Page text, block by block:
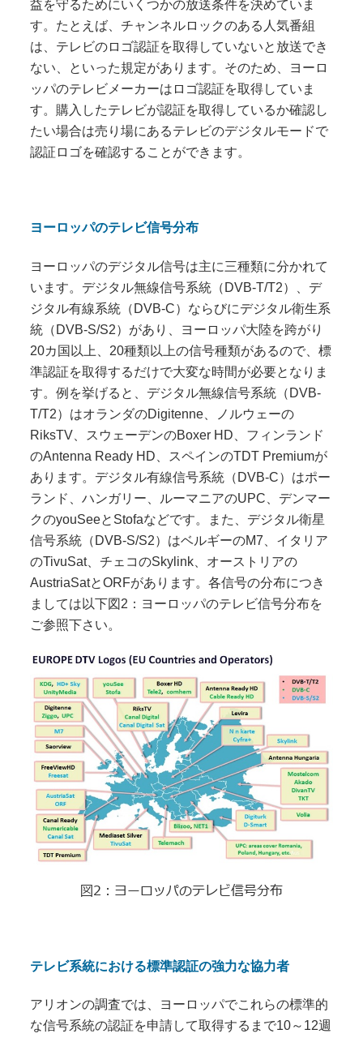
益を守るためにいくつかの放送条件を決めていま
す。たとえば、チャンネルロックのある人気番組
は、テレビのロゴ認証を取得していないと放送でき
ない、といった規定があります。そのため、ヨーロ
ッパのテレビメーカーはロゴ認証を取得していま
す。購入したテレビが認証を取得しているか確認し
たい場合は売り場にあるテレビのデジタルモードで
認証ロゴを確認することができます。
ヨーロッパのテレビ信号分布
ヨーロッパのデジタル信号は主に三種類に分かれて
います。デジタル無線信号系統（ DVB-T/T2）、デ
ジタル有線系統（ DVB-C）ならびにデジタル衛生系
統（ DVB-S/S2）があり、ヨーロッパ大陸を跨がり
20カ国以上、 20種類以上の信号種類があるので、標
準認証を取得するだけで大変な時間が必要となりま
す。例を挙げると、デジタル無線信号系統（ DVB-
T/T2）はオランダのDigitenne 、ノルウェーの
RiksTV 、スウェーデンのBoxer HD 、フィンランド
のAntenna Ready HD 、スペインのTDT Premiumが
あります。デジタル有線信号系統（ DVB-C）はポー
ランド、ハンガリー、ルーマニアのUPC 、デンマー
クのyouSeeと Stofaなどです。また、デジタル衛星
信号系統（ DVB-S/S2）はベルギーのM7 、イタリア
のTivuSat、チェコのSkylink 、オーストリアの
AustriaSatとORFがあります。各信号の分布につき
ましては以下図 2 ：ヨーロッパのテレビ信号分布を
ご参照下さい。
図2：ヨーロッパのテレビ信号分布
テレビ系統における標準認証の強力な協力者
アリオンの調査では、ヨーロッパでこれらの標準的
な信号系統の認証を申請して取得するまで10～ 12週